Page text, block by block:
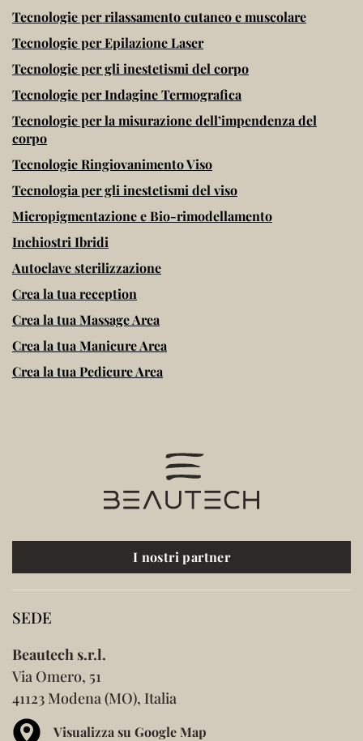
Tecnologie per rilassamento cutaneo e muscolare
Tecnologie per Epilazione Laser
Tecnologie per gli inestetismi del corpo
Tecnologie per Indagine Termografica
Tecnologie per la misurazione dell’impendenza del
corpo
Tecnologie Ringiovanimento Viso
Tecnologia per gli inestetismi del viso
Micropigmentazione e Bio-rimodellamento
Inchiostri Ibridi
Autoclave sterilizzazione
Crea la tua reception
Crea la tua Massage Area
Crea la tua Manicure Area
Crea la tua Pedicure Area
I nostri partner
SEDE
Beautech s.r.l.
Via Omero, 51
41123 Modena (MO), Italia
Visualizza su Google Map